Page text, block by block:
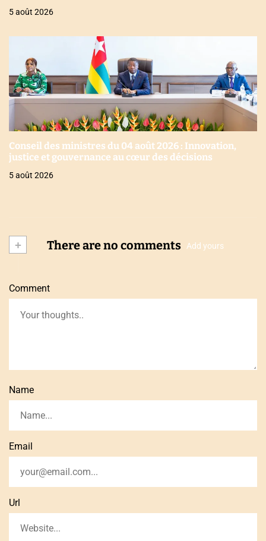
5 août 2026
Conseil des ministres du 04 août 2026 : Innovation,
justice et gouvernance au cœur des décisions
5 août 2026
+ There are no comments Add yours
Comment
Name
Email
Url